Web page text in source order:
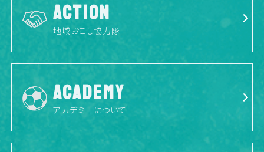
ACTION
地域おこし協力隊
ACADEMY
アカデミーについて